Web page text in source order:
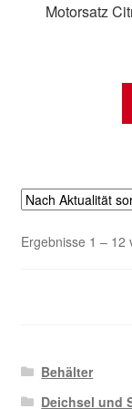
Motorsatz
Ergebnisse 1 – 12
Behälter
Deichsel und